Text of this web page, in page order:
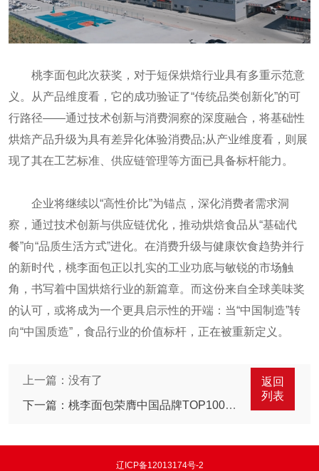
桃李面包此次获奖，对于短保烘焙行业具有多重示范意
义。从产品维度看，它的成功验证了“传统品类创新化”的可
行路径——通过技术创新与消费洞察的深度融合，将基础性
烘焙产品升级为具有差异化体验消费品;从产业维度看，则展
现了其在工艺标准、供应链管理等方面已具备标杆能力。
企业将继续以“高性价比”为锚点，深化消费者需求洞
察，通过技术创新与供应链优化，推动烘焙食品从“基础代
餐”向“品质生活方式”进化。在消费升级与健康饮食趋势并行
的新时代，桃李面包正以扎实的工业功底与敏锐的市场触
角，书写着中国烘焙行业的新篇章。而这份来自全球美味奖
的认可，或将成为一个更具启示性的开端：当“中国制造”转
向“中国质造”，食品行业的价值标杆，正在被重新定义。
上一篇：没有了
下一篇：桃李面包荣膺中国品牌TOP100，稳健经营诠释行业标杆价值
返回
列表
辽ICP备12013174号-2